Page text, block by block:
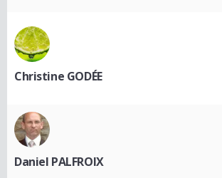
Christine GODÉE
Daniel PALFROIX